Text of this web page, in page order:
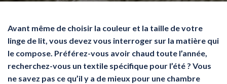
Avant même de choisir la couleur et la taille de votre
linge de lit, vous devez vous interroger sur la matière qui
le compose. Préférez-vous avoir chaud toute l’année,
recherchez-vous un textile spécifique pour l’été ? Vous
ne savez pas ce qu’il y a de mieux pour une chambre